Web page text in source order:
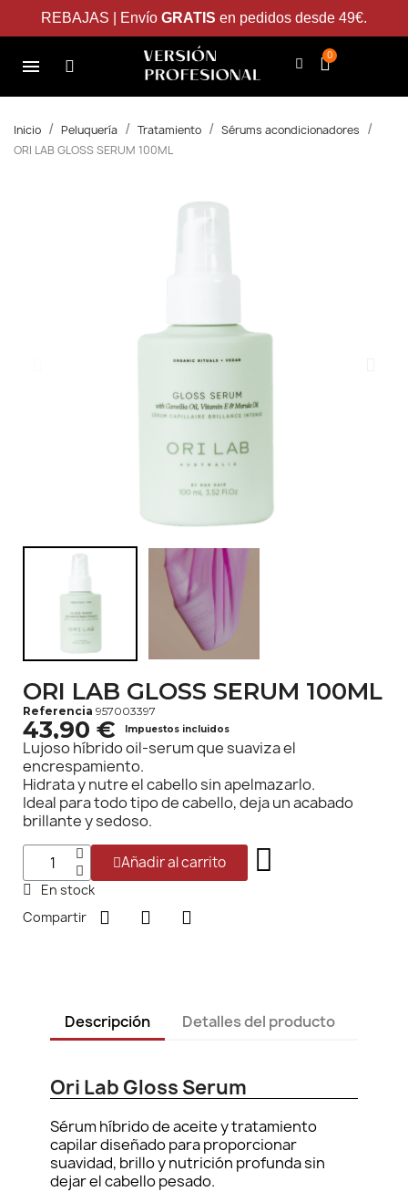
REBAJAS | Envío GRATIS en pedidos desde 49€.
Inicio Peluquería Tratamiento
Sérums acondicionadores
ORI LAB GLOSS SERUM 100ML
ORI LAB GLOSS SERUM 100ML
Referencia 957003397
43,90 € Impuestos incluidos
Lujoso híbrido oil-serum que suaviza el
encrespamiento.
Hidrata y nutre el cabello sin apelmazarlo.
Ideal para todo tipo de cabello, deja un acabado
brillante y sedoso.
Añadir al carrito
En stock
Compartir
Descripción Detalles del producto
Ori Lab Gloss Serum
Sérum híbrido de aceite y tratamiento
capilar diseñado para proporcionar
suavidad, brillo y nutrición profunda sin
dejar el cabello pesado.